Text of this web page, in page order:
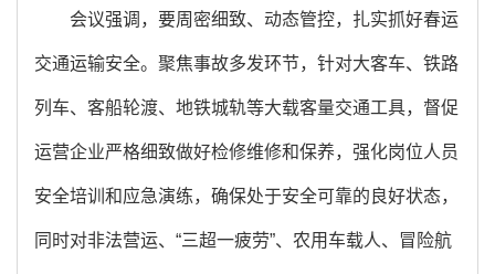
会议强调，要周密细致、动态管控，扎实抓好春运
交通运输安全。聚焦事故多发环节，针对大客车、铁路
列车、客船轮渡、地铁城轨等大载客量交通工具，督促
运营企业严格细致做好检修维修和保养，强化岗位人员
安全培训和应急演练，确保处于安全可靠的良好状态，
同时对非法营运、“三超一疲劳”、农用车载人、冒险航